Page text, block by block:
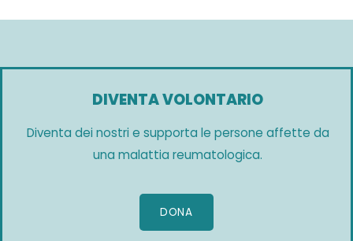
DIVENTA VOLONTARIO
Diventa dei nostri e supporta le persone affette da
una malattia reumatologica.
DONA